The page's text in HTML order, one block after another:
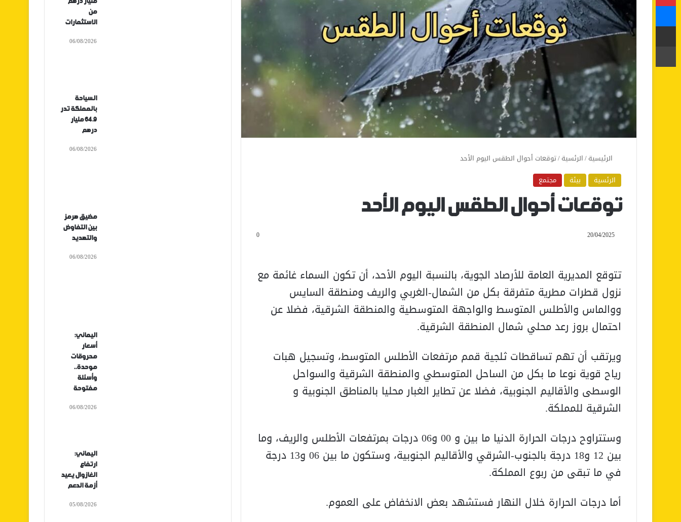
الرئيسية/الرئسية/توقعات أحوال الطقس اليوم الأحد
الرئسية
بيئة مجتمع
توقعات أحوال الطقس اليوم الأحد
20/04/2025
0
تتوقع المديرية العامة للأرصاد الجوية، بالنسبة اليوم الأحد، أن تكون السماء غائمة مع
نزول قطرات مطرية متفرقة بكل من الشمال-الغربي والريف ومنطقة السايس
ووالماس والأطلس المتوسط والواجهة المتوسطية والمنطقة الشرقية، فضلا عن
احتمال بروز رعد محلي شمال المنطقة الشرقية.
ويرتقب أن تهم تساقطات ثلجية قمم مرتفعات الأطلس المتوسط، وتسجيل هبات
رياح قوية نوعا ما بكل من الساحل المتوسطي والمنطقة الشرقية والسواحل
الوسطى والأقاليم الجنوبية، فضلا عن تطاير الغبار محليا بالمناطق الجنوبية و
الشرقية للمملكة.
وستتراوح درجات الحرارة الدنيا ما بين و 00 و06 درجات بمرتفعات الأطلس والريف، وما
بين 12 و18 درجة بالجنوب-الشرقي والأقاليم الجنوبية، وستكون ما بين 06 و13 درجة
في ما تبقى من ربوع المملكة.
أما درجات الحرارة خلال النهار فستشهد بعض الانخفاض على العموم.
من
الاستثمارات
06/08/2026
السياحة
بالمملكة تدر
64.9 مليار
درهم
06/08/2026
مضيق هرمز
بين التفاوض
والتهديد
06/08/2026
اليماني:
أسعار
محروقات
موحدة..
وأسئلة
مفتوحة
06/08/2026
اليماني:
ارتفاع
الغازوال يعيد
أزمة الدعم
05/08/2026